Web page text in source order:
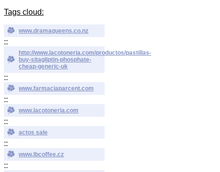
Tags cloud:
www.dramaqueens.co.nz
::
http://www.lacotoneria.com/productos/pastillas-
buy-sitagliptin-phosphate-
cheap-generic-uk
::
www.farmaciaparcent.com
::
www.lacotoneria.com
::
actos sale
::
www.lbcoffee.cz
::